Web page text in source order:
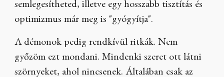
semlegesítheted, illetve egy hosszabb tisztítás és
optimizmus már meg is "gyógyítja".
A démonok pedig rendkívül ritkák. Nem
győzöm ezt mondani. Mindenki szeret ott látni
szörnyeket, ahol nincsenek. Általában csak az